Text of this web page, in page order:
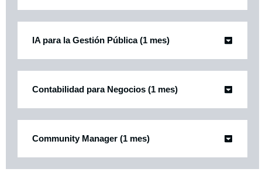
IA para la Gestión Pública (1 mes)
Contabilidad para Negocios (1 mes)
Community Manager (1 mes)